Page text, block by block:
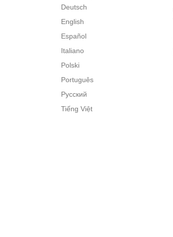
Deutsch
English
Español
Italiano
Polski
Português
Русский
Tiếng Việt